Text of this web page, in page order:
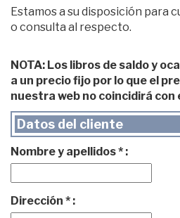
Estamos a su disposición para
o consulta al respecto.
NOTA: Los libros de saldo y
a un precio fijo por lo que el
nuestra web no coincidirá con
Datos del cliente
Nombre y apellidos * :
Dirección * :